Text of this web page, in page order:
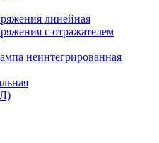
линейная
с отражателем
неинтегрированная